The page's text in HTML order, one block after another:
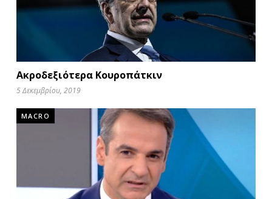
Ακροδεξιότερα Κουροπάτκιν
5 Δεκεμβρίου, 2019
MACRO